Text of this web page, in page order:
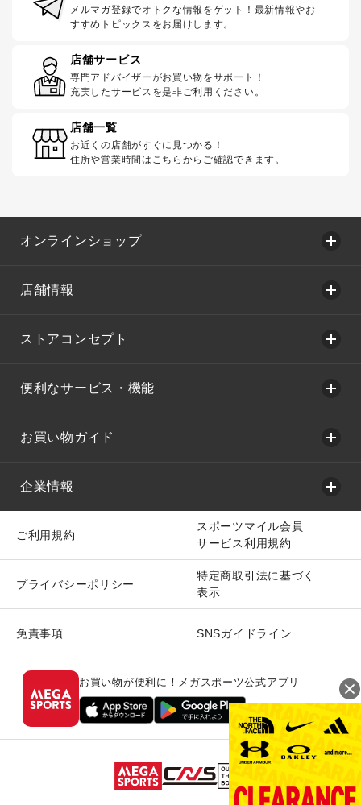
メルマガ登録でオトクな情報をゲット！最新情報やお
すすめトピックスをお届けします。
店舗サービス
専門アドバイザーがお買い物をサポート！
充実したサービスを是非ご利用ください。
店舗一覧
お近くの店舗がすぐに見つかる！
住所や営業時間はこちらからご確認できます。
オンラインショップ
店舗情報
ストアコンセプト
便利なサービス・機能
お買い物ガイド
企業情報
ご利用規約
スポーツマイル会員
サービス利用規約
プライバシーポリシー
特定商取引法に基づく
表示
免責事項 SNSガイドライン
お買い物が便利に！メガスポーツ公式アプリ